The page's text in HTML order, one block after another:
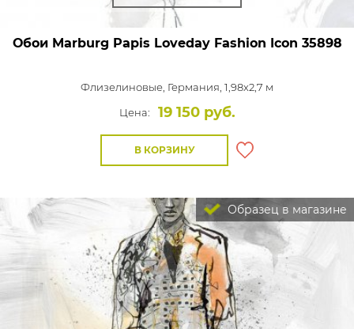
Обои Marburg Papis Loveday Fashion Icon 35898
Флизелиновые, Германия, 1,98x2,7 м
Цена:
19 150 руб.
В КОРЗИНУ
Образец в магазине